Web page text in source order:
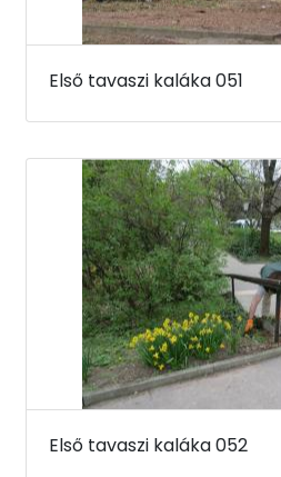
Első tavaszi kaláka 051
Első tavaszi kaláka 052